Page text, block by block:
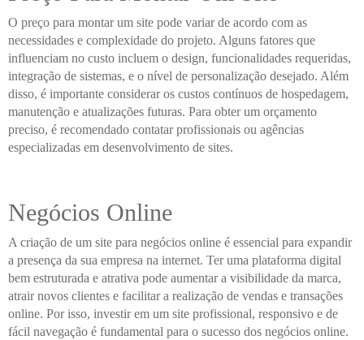
O preço para montar um site pode variar de acordo com as
necessidades e complexidade do projeto. Alguns fatores que
influenciam no custo incluem o design, funcionalidades requeridas,
integração de sistemas, e o nível de personalização desejado. Além
disso, é importante considerar os custos contínuos de hospedagem,
manutenção e atualizações futuras. Para obter um orçamento
preciso, é recomendado contatar profissionais ou agências
especializadas em desenvolvimento de sites.
Negócios Online
A criação de um site para negócios online é essencial para expandir
a presença da sua empresa na internet. Ter uma plataforma digital
bem estruturada e atrativa pode aumentar a visibilidade da marca,
atrair novos clientes e facilitar a realização de vendas e transações
online. Por isso, investir em um site profissional, responsivo e de
fácil navegação é fundamental para o sucesso dos negócios online.